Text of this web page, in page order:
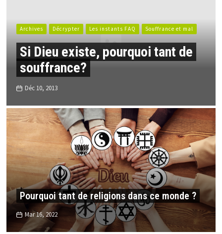
Archives Décrypter Les instants FAQ Souffrance et mal
Si Dieu existe, pourquoi tant de
souffrance?
Déc 10, 2013
Pourquoi tant de religions dans ce monde ?
Mar 16, 2022